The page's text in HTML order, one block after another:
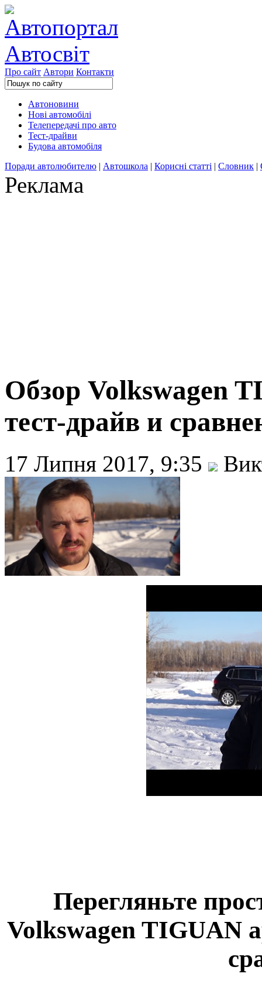
Про сайт Автори Контакти
Автоновини
Нові автомобілі
Телепередачі про авто
Тест-драйви
Будова автомобіля
Поради автолюбителю | Автошкола | Корисні статті | Словник |
Реклама
Обзор Volkswagen
тест-драйв и
17 Липня 2017, 9:35
Перегляньте
Volkswagen TIGUAN